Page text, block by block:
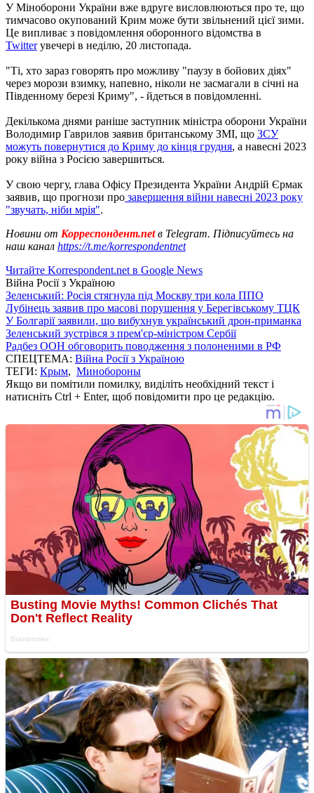
У Міноборони України вже вдруге висловлюються про те, що
тимчасово окупований Крим може бути звільнений цієї зими.
Це випливає з повідомлення оборонного відомства в
Twitterувечері в неділю, 20 листопада.
"Ті, хто зараз говорять про можливу "паузу в бойових діях"
через морози взимку, напевно, ніколи не засмагали в січні на
Південному березі Криму", - йдеться в повідомленні.
Декількома днями раніше заступник міністра оборони України
Володимир Гаврилов заявив британському ЗМІ, що ЗСУ
можуть повернутися до Криму до кінця грудня, а навесні 2023
року війна з Росією завершиться.
У свою чергу, глава Офісу Президента України Андрій Єрмак
заявив, що прогнози про завершення війни навесні 2023 року
"звучать, ніби мрія".
Новини от Корреспондент.netв Telegram. Підписуйтесь на
наш канал https://t.me/korrespondentnet
Читайте Korrespondent.net в Google News
Війна Росії з Україною
Зеленський: Росія стягнула під Москву три кола ППО
Лубінець заявив про масові порушення у Берегівському ТЦК
У Болгарії заявили, що вибухнув український дрон-приманка
Зеленський зустрівся з прем'єр-міністром Сербії
Радбез ООН обговорить поводження з полоненими в РФ
СПЕЦТЕМА: Війна Росії з Україною
ТЕГИ: Крым, Минобороны
Якщо ви помітили помилку, виділіть необхідний текст і
натисніть Ctrl + Enter, щоб повідомити про це редакцію.